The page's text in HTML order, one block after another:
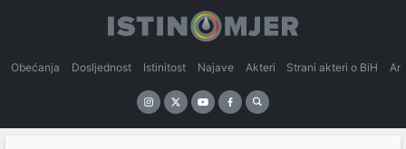
Obećanja Dosljednost Istinitost Najave Akteri Strani akteri o BiH